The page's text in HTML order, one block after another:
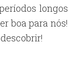
longos
boa para nós!